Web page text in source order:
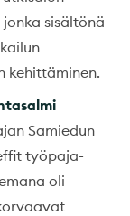
sisältönä
kehittäminen.
Samiedun
työpaja-
oli